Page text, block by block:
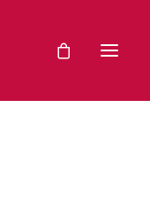
DÁTUM